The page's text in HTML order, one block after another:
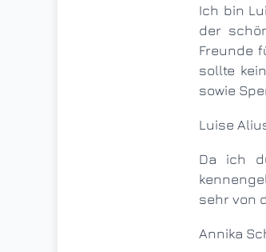
Ich bin Luise, 17, und habe seit 2 Jahren aktiv Kontakt nach Indien. Mein Aufenthalt in Indien war eines
der
Freunde
sollte
sowie
Luise
Da ich durch einen Schüleraustausch 2018 eine Vielzahl von Menschen in Indien persönlich
sehr von
Annika